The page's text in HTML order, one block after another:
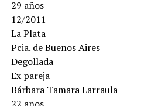
29 años
12/2011
La Plata
Pcia. de Buenos Aires
Degollada
Ex pareja
Bárbara Tamara Larraula